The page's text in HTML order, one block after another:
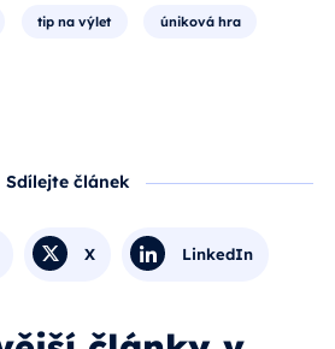
tip na výlet úniková hra
Sdílejte článek
X LinkedIn